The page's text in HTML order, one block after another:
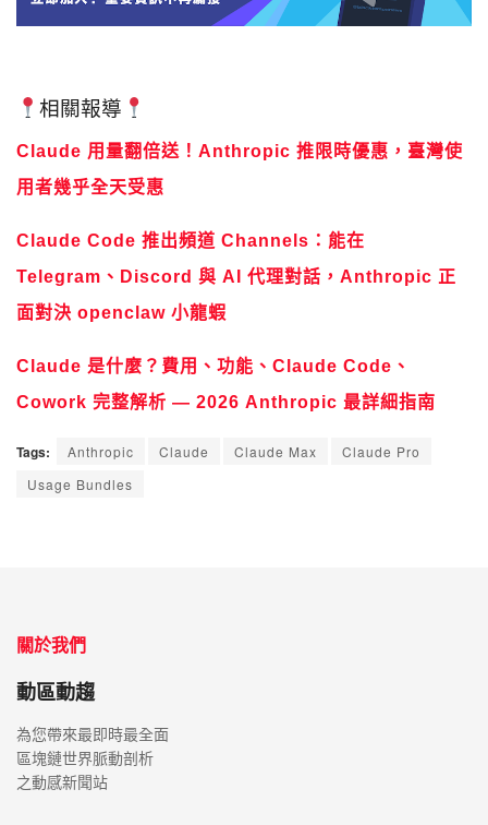
相關報導
Claude 用量翻倍送！Anthropic 推限時優惠，臺灣使
用者幾乎全天受惠
Claude Code 推出頻道 Channels：能在
Telegram、Discord 與 AI 代理對話，Anthropic 正
面對決 openclaw 小龍蝦
Claude 是什麼？費用、功能、Claude Code、
Cowork 完整解析 — 2026 Anthropic 最詳細指南
Tags: Anthropic Claude Claude Max
Claude Pro
Usage Bundles
關於我們
動區動趨
為您帶來最即時最全面
區塊鏈世界脈動剖析
之動感新聞站